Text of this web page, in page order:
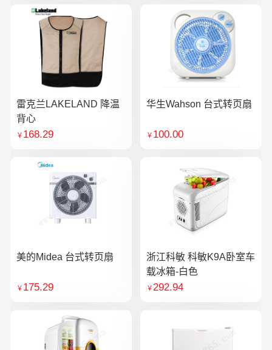
雷克兰LAKELAND 降温
背心
￥ 168.29
华生Wahson 台式转页扇
￥ 100.00
美的Midea 台式转页扇
￥ 175.29
浙江科敏 科敏K9A卧室车
载冰箱-白色
￥292.94